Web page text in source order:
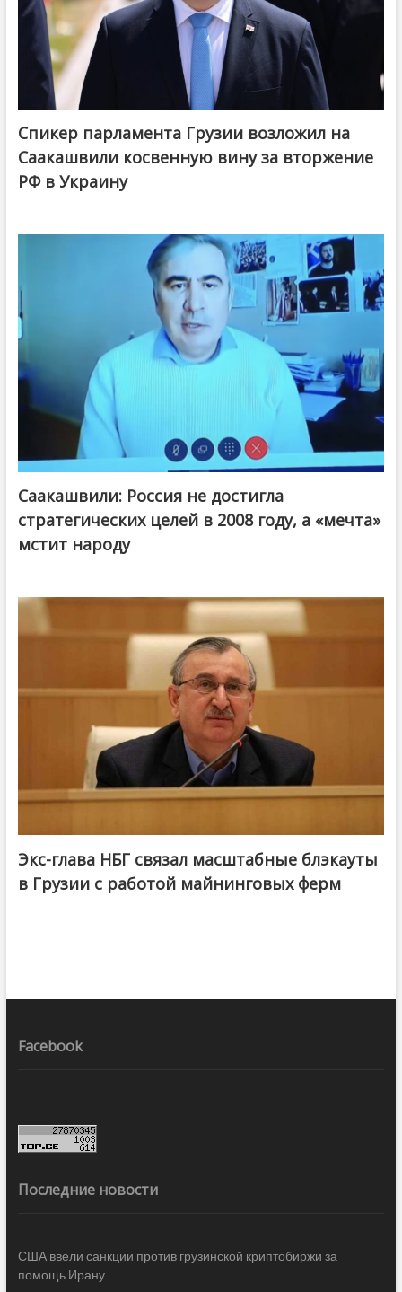
Спикер парламента Грузии возложил на
Саакашвили косвенную вину за вторжение
РФ в Украину
Саакашвили: Россия не достигла
стратегических целей в 2008 году, а «мечта»
мстит народу
Экс-глава НБГ связал масштабные блэкауты
в Грузии с работой майнинговых ферм
Facebook
Последние новости
США ввели санкции против грузинской криптобиржи за
помощь Ирану